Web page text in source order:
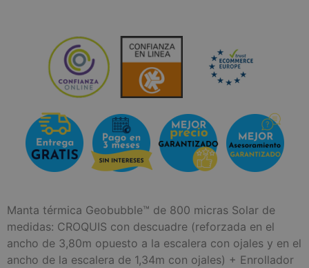
Manta térmica Geobubble™ de 800 micras Solar de
medidas: CROQUIS con descuadre (reforzada en el
ancho de 3,80m opuesto a la escalera con ojales y en el
ancho de la escalera de 1,34m con ojales) + Enrollador